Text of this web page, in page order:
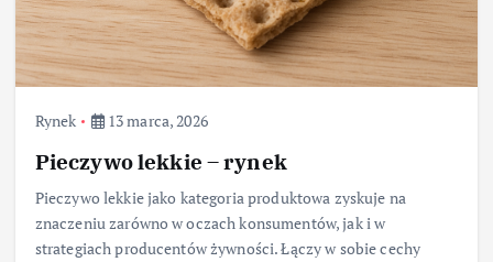
Rynek 13 marca, 2026
Pieczywo lekkie – rynek
Pieczywo lekkie jako kategoria produktowa zyskuje na
znaczeniu zarówno w oczach konsumentów, jak i w
strategiach producentów żywności. Łączy w sobie cechy